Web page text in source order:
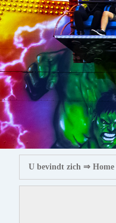
U bevindt zich ⇒ Home